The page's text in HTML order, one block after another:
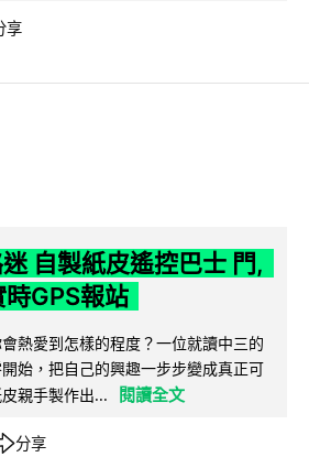
享
自製紙皮遙控巴士 門,
GPS報站
熱愛到怎樣的程度？一位就讀中三的
始，把自己的興趣一步步變成真正可
親手製作出...
閱讀全文
分享